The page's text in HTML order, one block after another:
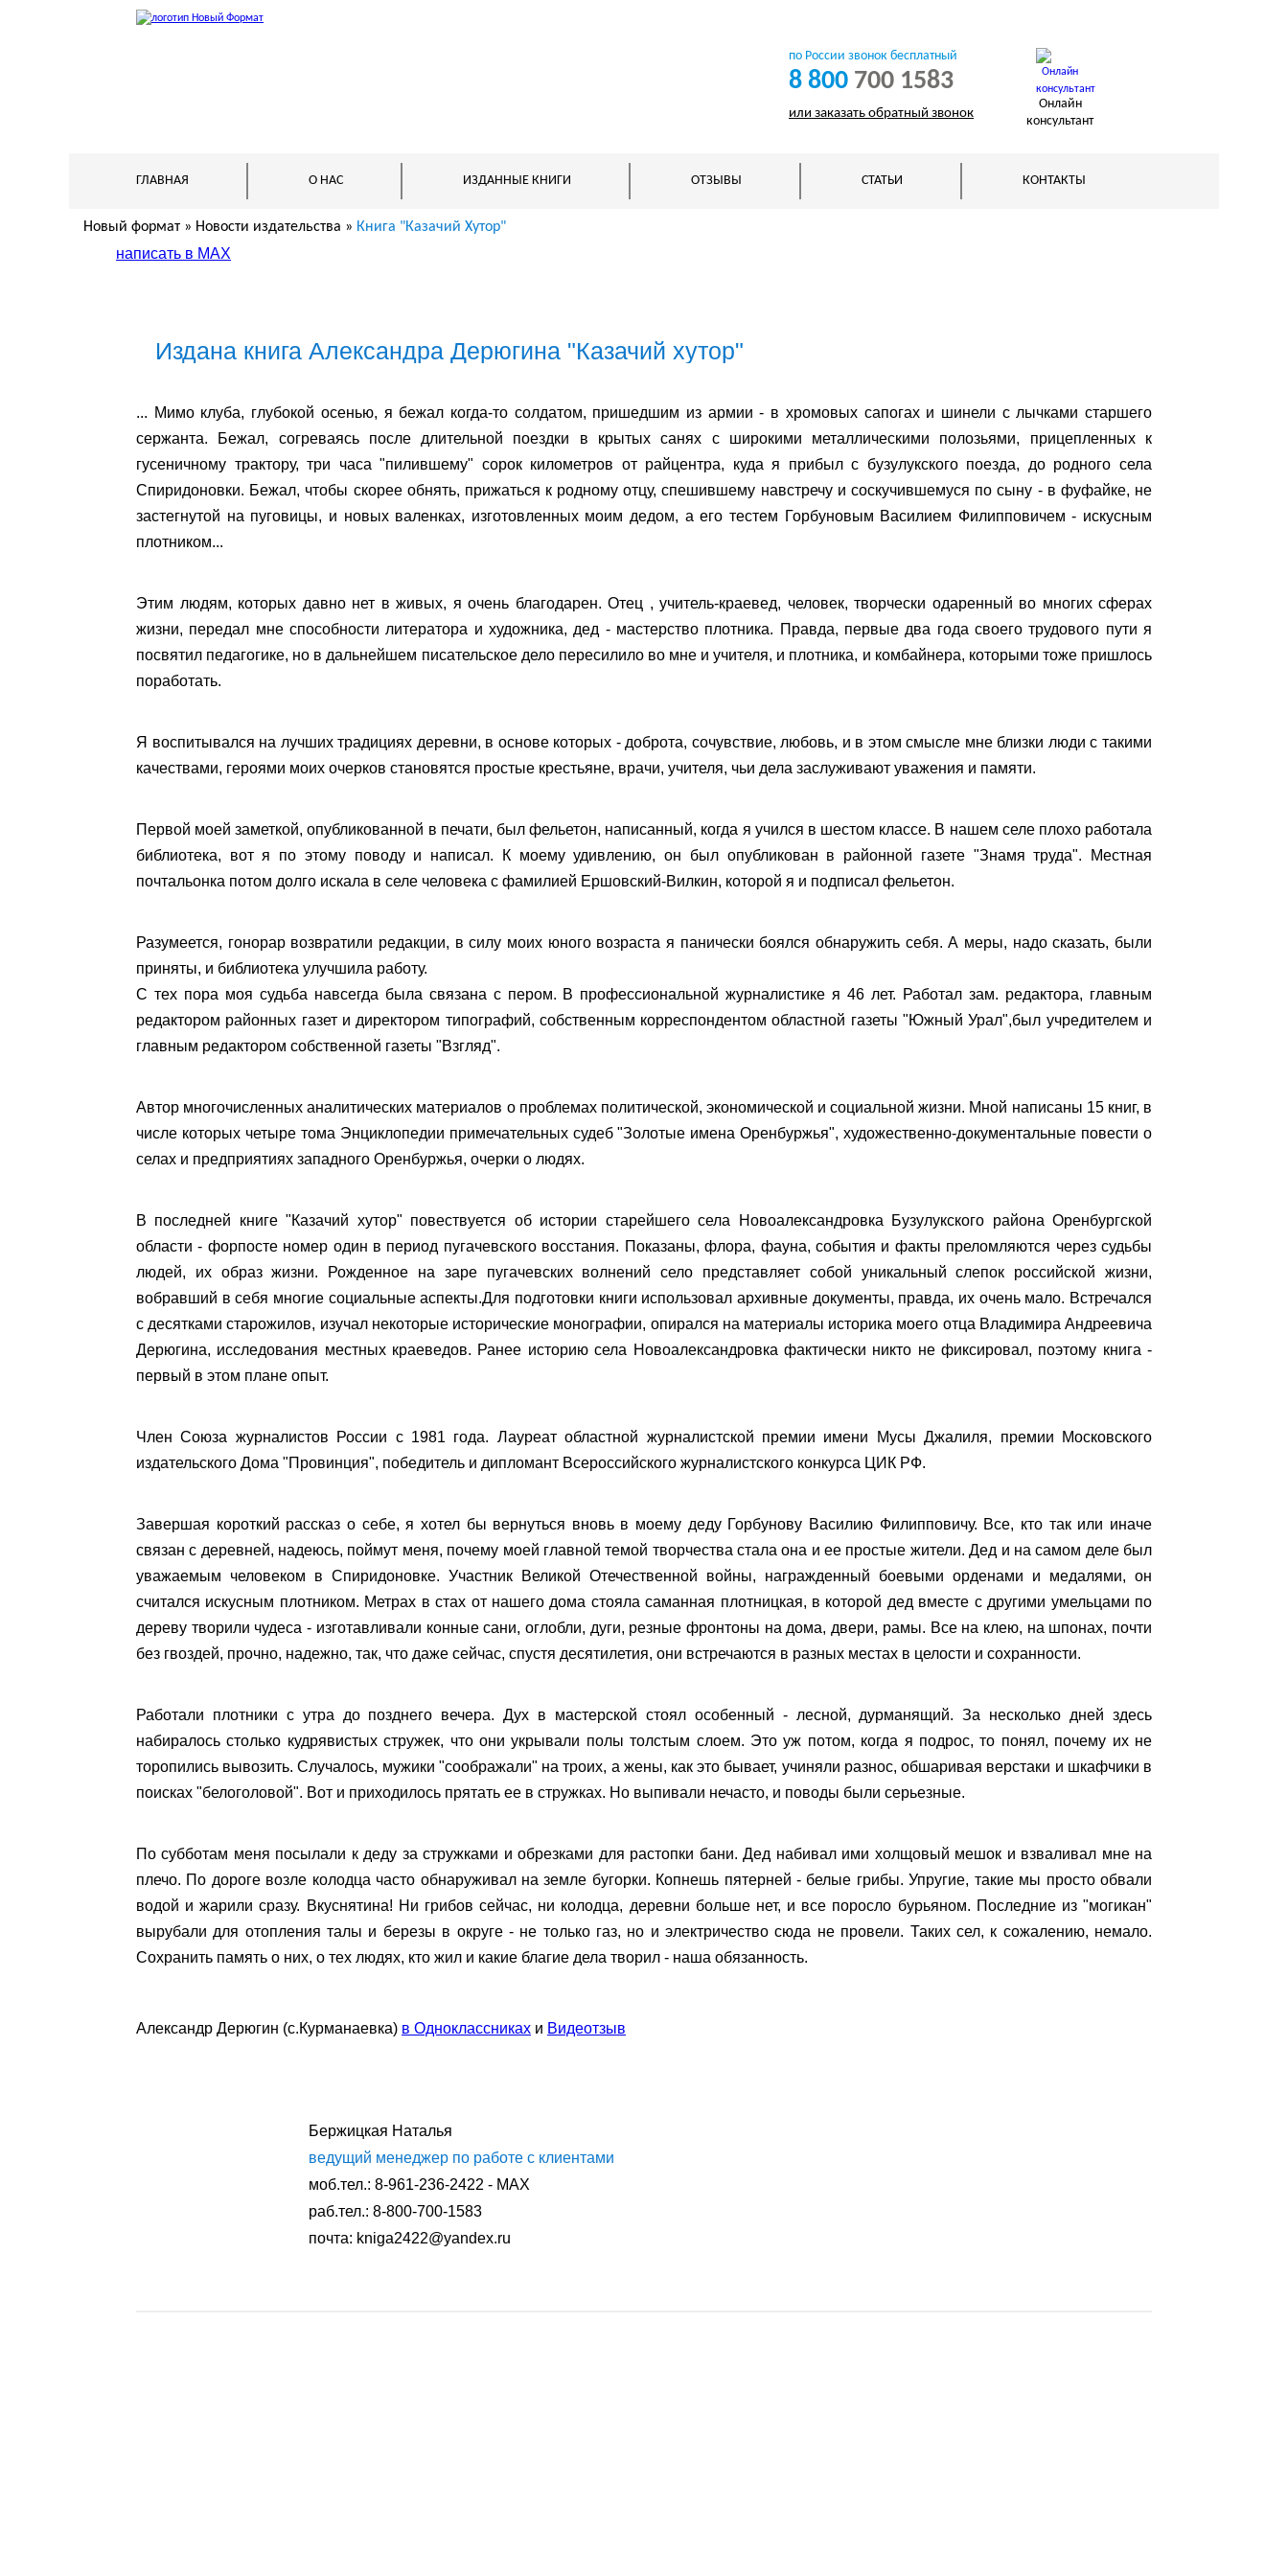
по России звонок бесплатный
8 800 700 1583
или заказать обратный звонок
Онлайн
консультант
ГЛАВНАЯ О НАС ИЗДАННЫЕ КНИГИ ОТЗЫВЫ СТАТЬИ КОНТАКТЫ
Новый формат » Новости издательства » Книга "Казачий Хутор"
написать в МАХ
Издана книга Александра Дерюгина "Казачий хутор"
... Мимо клуба, глубокой осенью, я бежал когда-то солдатом, пришедшим из армии - в хромовых сапогах и шинели с лычками старшего
сержанта. Бежал, согреваясь после длительной поездки в крытых санях с широкими металлическими полозьями, прицепленных к
гусеничному трактору, три часа "пилившему" сорок километров от райцентра, куда я прибыл с бузулукского поезда, до родного села
Спиридоновки. Бежал, чтобы скорее обнять, прижаться к родному отцу, спешившему навстречу и соскучившемуся по сыну - в фуфайке, не
застегнутой на пуговицы, и новых валенках, изготовленных моим дедом, а его тестем Горбуновым Василием Филипповичем - искусным
плотником...
Этим людям, которых давно нет в живых, я очень благодарен. Отец , учитель-краевед, человек, творчески одаренный во многих сферах
жизни, передал мне способности литератора и художника, дед - мастерство плотника. Правда, первые два года своего трудового пути я
посвятил педагогике, но в дальнейшем писательское дело пересилило во мне и учителя, и плотника, и комбайнера, которыми тоже пришлось
поработать.
Я воспитывался на лучших традициях деревни, в основе которых - доброта, сочувствие, любовь, и в этом смысле мне близки люди с такими
качествами, героями моих очерков становятся простые крестьяне, врачи, учителя, чьи дела заслуживают уважения и памяти.
Первой моей заметкой, опубликованной в печати, был фельетон, написанный, когда я учился в шестом классе. В нашем селе плохо работала
библиотека, вот я по этому поводу и написал. К моему удивлению, он был опубликован в районной газете "Знамя труда". Местная
почтальонка потом долго искала в селе человека с фамилией Ершовский-Вилкин, которой я и подписал фельетон.
Разумеется, гонорар возвратили редакции, в силу моих юного возраста я панически боялся обнаружить себя. А меры, надо сказать, были
приняты, и библиотека улучшила работу.
С тех пора моя судьба навсегда была связана с пером. В профессиональной журналистике я 46 лет. Работал зам. редактора, главным
редактором районных газет и директором типографий, собственным корреспондентом областной газеты "Южный Урал",был учредителем и
главным редактором собственной газеты "Взгляд".
Автор многочисленных аналитических материалов о проблемах политической, экономической и социальной жизни. Мной написаны 15 книг, в
числе которых четыре тома Энциклопедии примечательных судеб "Золотые имена Оренбуржья", художественно-документальные повести о
селах и предприятиях западного Оренбуржья, очерки о людях.
В последней книге "Казачий хутор" повествуется об истории старейшего села Новоалександровка Бузулукского района Оренбургской
области - форпосте номер один в период пугачевского восстания. Показаны, флора, фауна, события и факты преломляются через судьбы
людей, их образ жизни. Рожденное на заре пугачевских волнений село представляет собой уникальный слепок российской жизни,
вобравший в себя многие социальные аспекты.Для подготовки книги использовал архивные документы, правда, их очень мало. Встречался
с десятками старожилов, изучал некоторые исторические монографии, опирался на материалы историка моего отца Владимира Андреевича
Дерюгина, исследования местных краеведов. Ранее историю села Новоалександровка фактически никто не фиксировал, поэтому книга -
первый в этом плане опыт.
Член Союза журналистов России с 1981 года. Лауреат областной журналистской премии имени Мусы Джалиля, премии Московского
издательского Дома "Провинция", победитель и дипломант Всероссийского журналистского конкурса ЦИК РФ.
Завершая короткий рассказ о себе, я хотел бы вернуться вновь в моему деду Горбунову Василию Филипповичу. Все, кто так или иначе
связан с деревней, надеюсь, поймут меня, почему моей главной темой творчества стала она и ее простые жители. Дед и на самом деле был
уважаемым человеком в Спиридоновке. Участник Великой Отечественной войны, награжденный боевыми орденами и медалями, он
считался искусным плотником. Метрах в стах от нашего дома стояла саманная плотницкая, в которой дед вместе с другими умельцами по
дереву творили чудеса - изготавливали конные сани, оглобли, дуги, резные фронтоны на дома, двери, рамы. Все на клею, на шпонах, почти
без гвоздей, прочно, надежно, так, что даже сейчас, спустя десятилетия, они встречаются в разных местах в целости и сохранности.
Работали плотники с утра до позднего вечера. Дух в мастерской стоял особенный - лесной, дурманящий. За несколько дней здесь
набиралось столько кудрявистых стружек, что они укрывали полы толстым слоем. Это уж потом, когда я подрос, то понял, почему их не
торопились вывозить. Случалось, мужики "соображали" на троих, а жены, как это бывает, учиняли разнос, обшаривая верстаки и шкафчики в
поисках "белоголовой". Вот и приходилось прятать ее в стружках. Но выпивали нечасто, и поводы были серьезные.
По субботам меня посылали к деду за стружками и обрезками для растопки бани. Дед набивал ими холщовый мешок и взваливал мне на
плечо. По дороге возле колодца часто обнаруживал на земле бугорки. Копнешь пятерней - белые грибы. Упругие, такие мы просто обвали
водой и жарили сразу. Вкуснятина! Ни грибов сейчас, ни колодца, деревни больше нет, и все поросло бурьяном. Последние из "могикан"
вырубали для отопления талы и березы в округе - не только газ, но и электричество сюда не провели. Таких сел, к сожалению, немало.
Сохранить память о них, о тех людях, кто жил и какие благие дела творил - наша обязанность.
Александр Дерюгин (с.Курманаевка) в Одноклассниках и Видеотзыв
Бержицкая Наталья
ведущий менеджер по работе с клиентами
моб.тел.: 8-961-236-2422 - MAX
раб.тел.: 8-800-700-1583
почта: kniga2422@yandex.ru